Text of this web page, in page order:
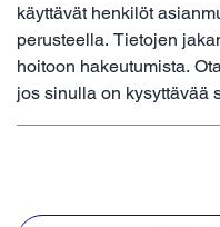
käyttävät henkilöt
perusteella. Tietojen
hoitoon hakeutumista.
jos sinulla on kysyttävää